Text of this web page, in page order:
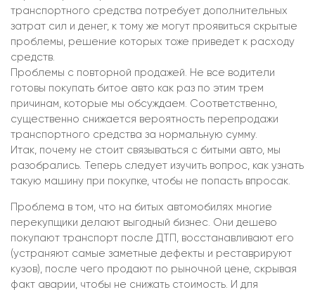
транспортного средства потребует дополнительных
затрат сил и денег, к тому же могут проявиться скрытые
проблемы, решение которых тоже приведет к расходу
средств.
Проблемы с повторной продажей. Не все водители
готовы покупать битое авто как раз по этим трем
причинам, которые мы обсуждаем. Соответственно,
существенно снижается вероятность перепродажи
транспортного средства за нормальную сумму.
Итак, почему не стоит связываться с битыми авто, мы
разобрались. Теперь следует изучить вопрос, как узнать
такую машину при покупке, чтобы не попасть впросак.
Проблема в том, что на битых автомобилях многие
перекупщики делают выгодный бизнес. Они дешево
покупают транспорт после ДТП, восстанавливают его
(устраняют самые заметные дефекты и реставрируют
кузов), после чего продают по рыночной цене, скрывая
факт аварии, чтобы не снижать стоимость. И для